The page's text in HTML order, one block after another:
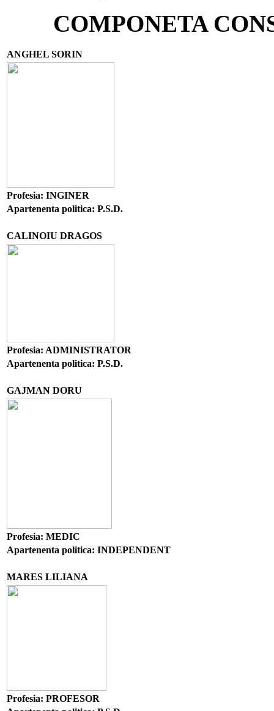
COMPONETA
ANGHEL SORIN
Profesia: INGINER
Apartenenta politica: P.S.D.
CALINOIU DRAGOS
Profesia: ADMINISTRATOR
Apartenenta politica: P.S.D.
GAJMAN DORU
Profesia: MEDIC
Apartenenta politica: INDEPENDENT
MARES LILIANA
Profesia: PROFESOR